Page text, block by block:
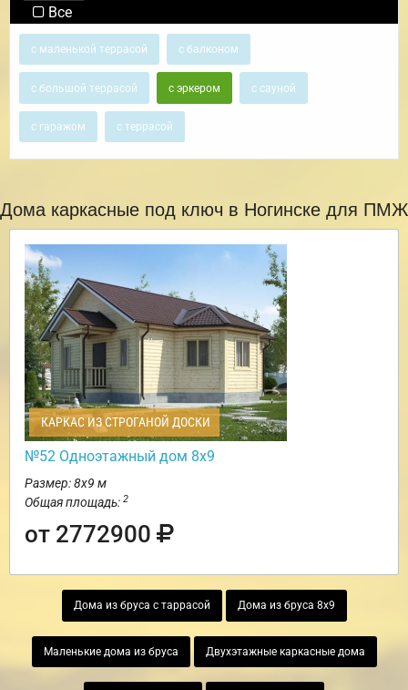
Все
с маленькой террасой с балконом
с большой террасой с эркером с сауной
с гаражом с террасой
Дома каркасные под ключ в Ногинске для ПМЖ
КАРКАС ИЗ СТРОГАНОЙ ДОСКИ
№52 Одноэтажный дом 8х9
Размер: 8х9 м
Общая площадь: 2
от 2772900
Дома из бруса с таррасой Дома из бруса 8х9
Маленькие дома из бруса Двухэтажные каркасные дома